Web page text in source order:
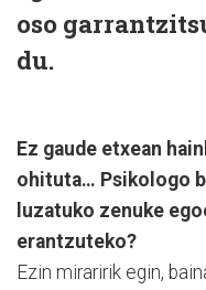
oso
du.
Ez gaude etxean
ohituta… Psikologo
luzatuko zenuke
erantzuteko?
Ezin miraririk egin,